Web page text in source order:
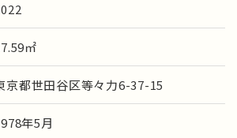
㎡
京都世田谷区等々力6-37-15
年5月